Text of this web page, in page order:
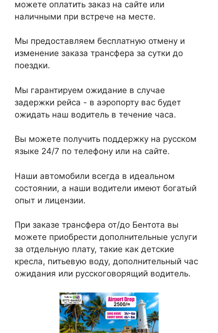
можете оплатить заказ на сайте или
наличными при встрече на месте.
Мы предоставляем бесплатную отмену и
изменение заказа трансфера за сутки до
поездки.
Мы гарантируем ожидание в случае
задержки рейса - в аэропорту вас будет
ожидать наш водитель в течение часа.
Вы можете получить поддержку на русском
языке 24/7 по телефону или на сайте.
Наши автомобили всегда в идеальном
состоянии, а наши водители имеют богатый
опыт и лицензии.
При заказе трансфера от/до Бентота вы
можете приобрести дополнительные услуги
за отдельную плату, такие как детские
кресла, питьевую воду, дополнительный час
ожидания или русскоговорящий водитель.